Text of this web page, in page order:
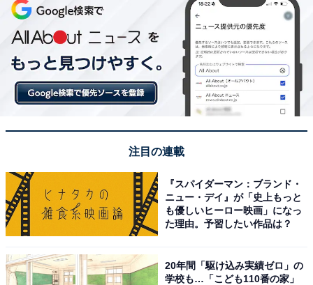
「湯河原温泉 青巒荘」は白龍の滝を仰ぐ野天風呂
注目の連載
『スパイダーマン：ブランド・
ニュー・デイ』が「史上もっと
も優しいヒーロー映画」になっ
た理由。予習したい作品は？
20年間「駆け込み実績ゼロ」の
学校も…「こども110番の家」